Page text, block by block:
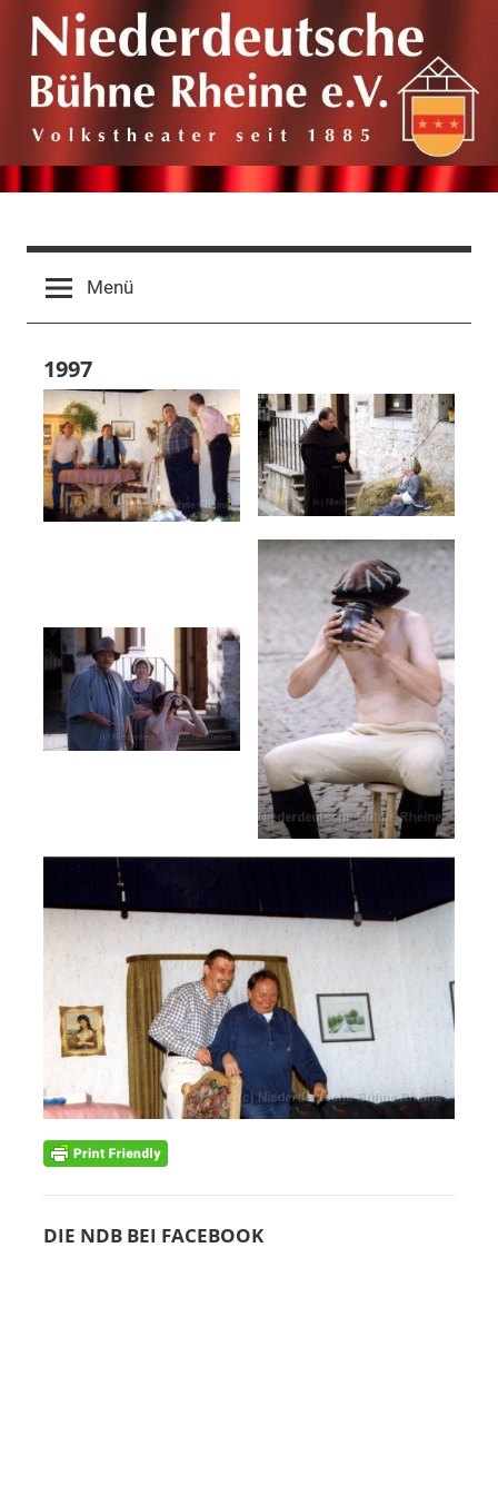
Zum
Inhalt
springen
Niederdeutsche
Bühne
Rheine
e.V.
1885
Menü
1997
DIE NDB BEI FACEBOOK